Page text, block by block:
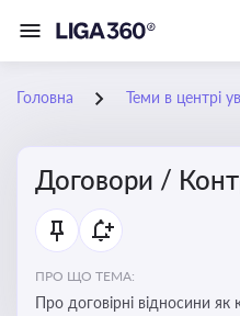
Головна Теми в центрі
Договори /
ПРО ЩО ТЕМА:
Про договірні відносини